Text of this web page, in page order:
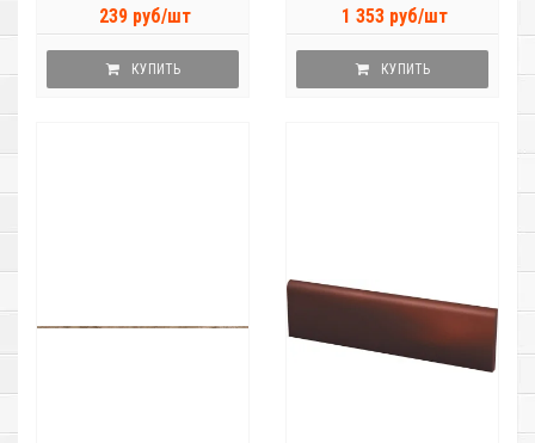
239 руб/шт
КУПИТЬ
1 353 руб/шт
КУПИТЬ